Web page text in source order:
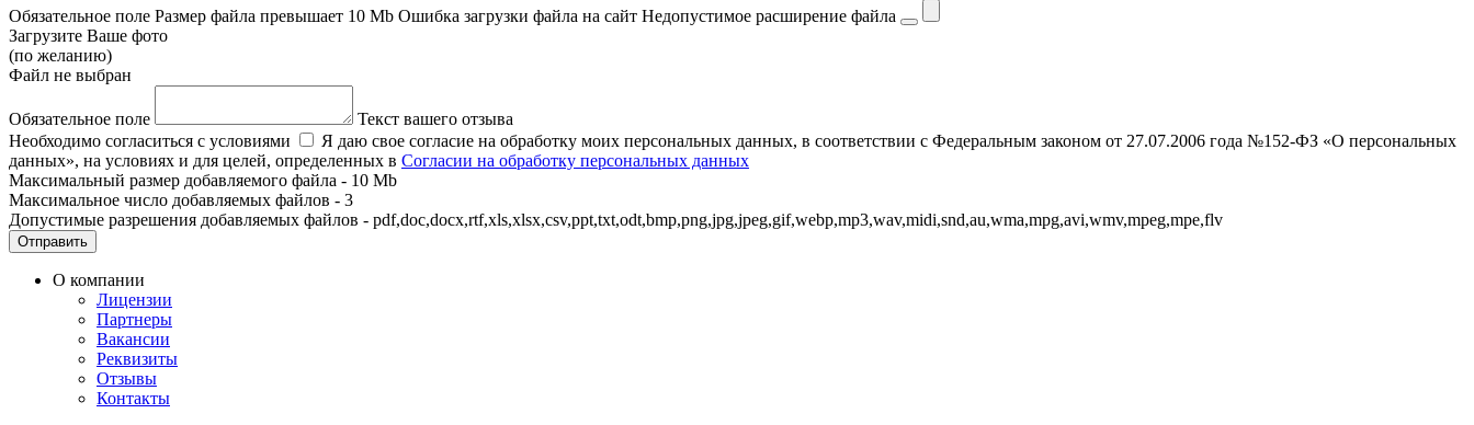
Обязательное поле Размер файла превышает 10 Mb Ошибка загрузки файла на сайт Недопустимое расширение файла
Загрузите Ваше фото
(по желанию)
Файл не выбран
Обязательное поле
Текст вашего отзыва
Необходимо согласиться с условиями
Я даю свое согласие на обработку моих персональных данных, в соответствии с Федеральным законом от 27.07.2006 года №152-ФЗ «О персональных
данных», на условиях и для целей, определенных в Согласии на обработку персональных данных
Максимальный размер добавляемого файла - 10 Mb
Максимальное число добавляемых файлов - 3
Допустимые разрешения добавляемых файлов - pdf,doc,docx,rtf,xls,xlsx,csv,ppt,txt,odt,bmp,png,jpg,jpeg,gif,webp,mp3,wav,midi,snd,au,wma,mpg,avi,wmv,mpeg,mpe,flv
Отправить
О компании
Лицензии
Партнеры
Вакансии
Реквизиты
Отзывы
Контакты